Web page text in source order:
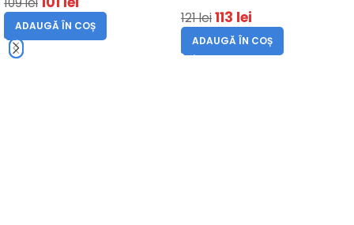
ADAUGĂ ÎN COȘ 121lei113 lei
ADAUGĂ ÎN COȘ